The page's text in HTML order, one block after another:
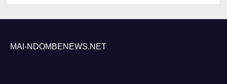
MAI-NDOMBENEWS.NET